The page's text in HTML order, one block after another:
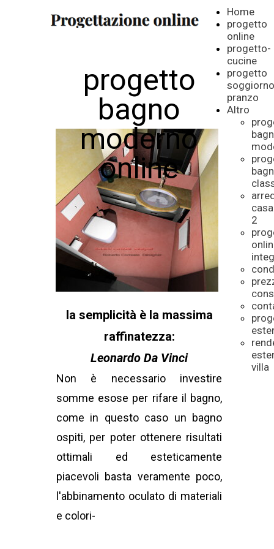
progetto
bagno
moderno
online
la semplicità è la massima
raffinatezza:
Leonardo Da Vinci
Non è necessario investire
somme esose per rifare il bagno,
come in questo caso un bagno
ospiti, per poter ottenere risultati
ottimali ed esteticamente
piacevoli basta veramente poco,
l'abbinamento oculato di materiali
e colori-
Home
progetto
online
progetto-
cucine
progetto
soggiorno
pranzo
Altro
casa
2
villa